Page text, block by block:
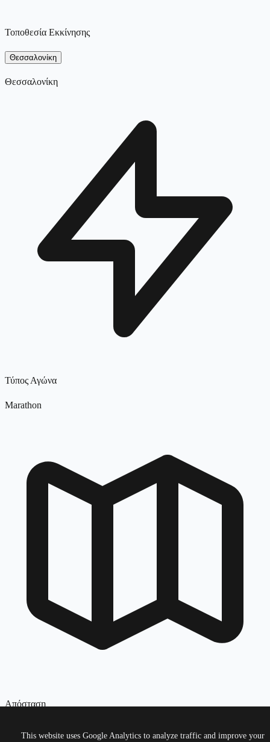
Τοποθεσία Εκκίνησης
Θεσσαλονίκη
Θεσσαλονίκη
Τύπος Αγώνα
Marathon
Απόσταση
This website uses Google Analytics to analyze traffic and improve your